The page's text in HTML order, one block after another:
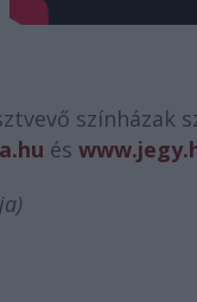
színházak
és